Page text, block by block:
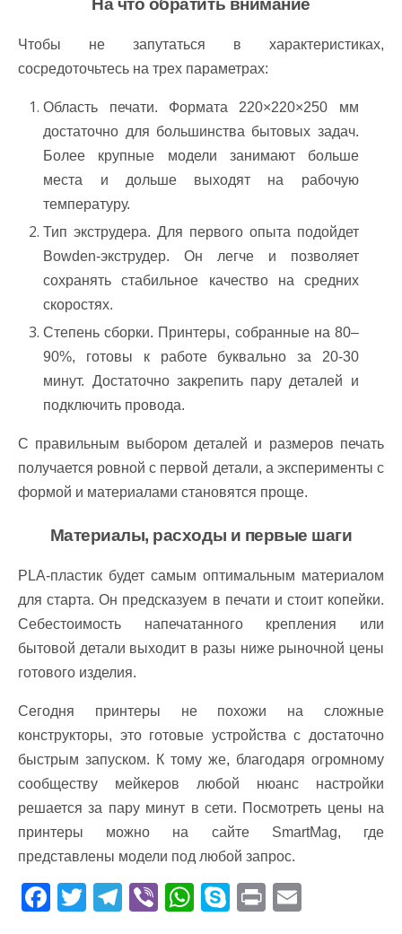
На что обратить внимание
Чтобы не запутаться в характеристиках,
сосредоточьтесь на трех параметрах:
Область печати. Формата 220×220×250 мм
достаточно для большинства бытовых задач.
Более крупные модели занимают больше
места и дольше выходят на рабочую
температуру.
Тип экструдера. Для первого опыта подойдет
Bowden-экструдер. Он легче и позволяет
сохранять стабильное качество на средних
скоростях.
Степень сборки. Принтеры, собранные на 80–
90%, готовы к работе буквально за 20-30
минут. Достаточно закрепить пару деталей и
подключить провода.
С правильным выбором деталей и размеров печать
получается ровной с первой детали, а эксперименты с
формой и материалами становятся проще.
Материалы, расходы и первые шаги
PLA-пластик будет самым оптимальным материалом
для старта. Он предсказуем в печати и стоит копейки.
Себестоимость напечатанного крепления или
бытовой детали выходит в разы ниже рыночной цены
готового изделия.
Сегодня принтеры не похожи на сложные
конструкторы, это готовые устройства с достаточно
быстрым запуском. К тому же, благодаря огромному
сообществу мейкеров любой нюанс настройки
решается за пару минут в сети. Посмотреть цены на
принтеры можно на сайте SmartMag, где
представлены модели под любой запрос.
F T T Vi W S Pr